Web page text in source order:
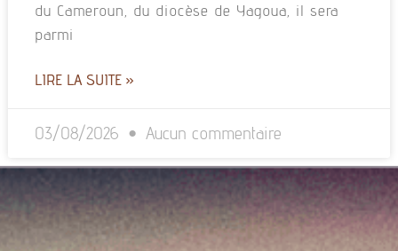
du Cameroun, du diocèse de Yagoua, il sera
parmi
LIRE LA SUITE »
03/08/2026 Aucun commentaire